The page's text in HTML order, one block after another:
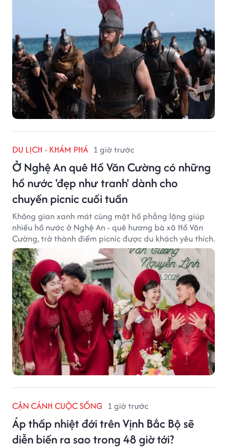
DU LỊCH - KHÁM PHÁ 1 giờ trước
Ở Nghệ An quê Hồ Văn Cường có những
hồ nước 'đẹp như tranh' dành cho
chuyến picnic cuối tuần
Không gian xanh mát cùng mặt hồ phẳng lặng giúp
nhiều hồ nước ở Nghệ An - quê hương bà xã Hồ Văn
Cường, trở thành điểm picnic được du khách yêu thích.
CẬN CẢNH CUỘC SỐNG 1 giờ trước
Áp thấp nhiệt đới trên Vịnh Bắc Bộ sẽ
diễn biến ra sao trong 48 giờ tới?